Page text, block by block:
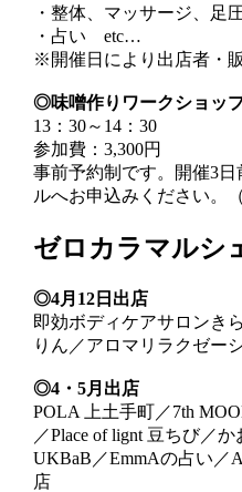
・整体、マッサージ、足
・占い etc…
※開催日により出店者・
◎味噌作りワークショップ
13：30～14：30
参加費：3,300円
事前予約制です。開催3日
ルへお申込みください。
ゼロカラマルシ
◎4月12日出店
即効ボディケアサロンき
りん／アロマリラクゼー
◎4・5月出店
POLA 上土手町／7th
／Place of lignt 豆ちび／
UKBaB／EmmAの占い／
店